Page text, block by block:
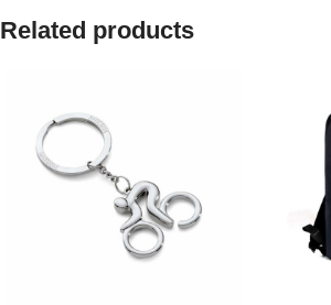
Related products